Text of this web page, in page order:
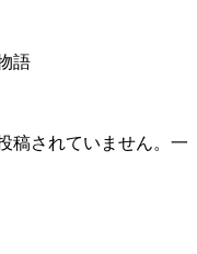
語
稿されていません。一